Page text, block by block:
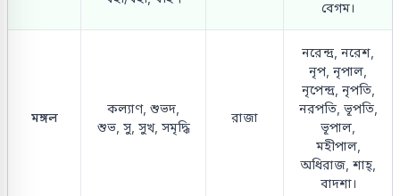
বেগম।
মঙ্গল
কল্যাণ, শুভদ,
শুভ, সু, সুখ, সমৃদ্ধি
রাজা
নরেন্দ্র, নরেশ,
নৃপ, নৃপাল,
নৃপেন্দ্র, নৃপতি,
নরপতি, ভূপতি,
ভূপাল,
মহীপাল,
অধিরাজ, শাহ্,
বাদশা।